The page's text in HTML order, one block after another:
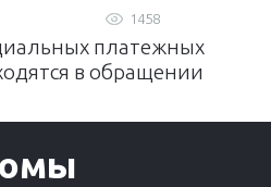
1458
платежных
в обращении